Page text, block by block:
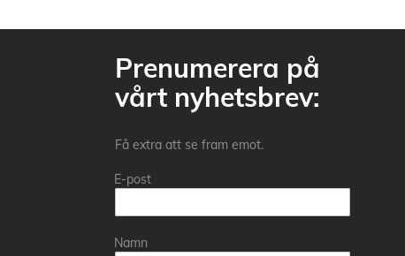
Prenumerera på
vårt nyhetsbrev:
Få extra att se fram emot.
E-post
Namn